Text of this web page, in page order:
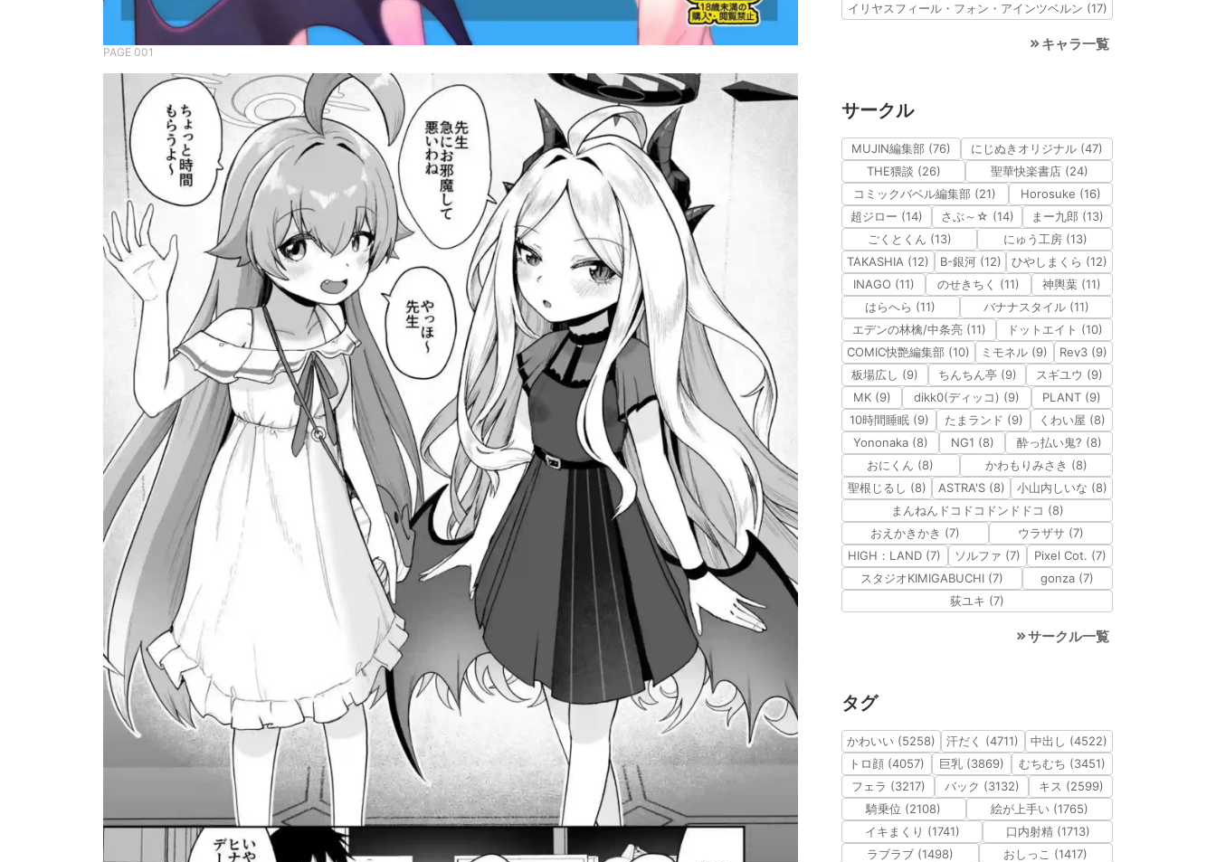
PAGE 001
イリヤスフィール・フォン・アインツベルン (17)
キャラ一覧
サークル
MUJIN編集部 (76)
にじぬきオリジナル (47)
THE猥談 (26)
聖華快楽書店 (24)
コミックバベル編集部 (21)
Horosuke (16)
超ジロー (14)
さぶ～☆ (14)
まー九郎 (13)
ごくとくん (13)
にゅう工房 (13)
TAKASHIA (12)
B-銀河 (12)
ひやしまくら (12)
INAGO (11)
のせきちく (11)
神輿葉 (11)
はらへら (11)
バナナスタイル (11)
エデンの林檎/中条亮 (11)
ドットエイト (10)
COMIC快艶編集部 (10)
ミモネル (9)
Rev3 (9)
板場広し (9)
ちんちん亭 (9)
スギユウ (9)
MK (9)
dikk0(ディッコ) (9)
PLANT (9)
10時間睡眠 (9)
たまランド (9)
くわい屋 (8)
Yononaka (8)
NG1 (8)
酔っ払い鬼? (8)
おにくん (8)
かわもりみさき (8)
聖根じるし (8)
ASTRA'S (8)
小山内しいな (8)
まんねんドコドコドンドドコ (8)
おえかきかき (7)
ウラザサ (7)
HIGH：LAND (7)
ソルファ (7)
Pixel Cot. (7)
スタジオKIMIGABUCHI (7)
gonza (7)
荻ユキ (7)
サークル一覧
タグ
かわいい (5258) 汗だく (4711)
中出し (4522)
トロ顔 (4057)
巨乳 (3869)
むちむち (3451)
フェラ (3217)
バック (3132)
キス (2599)
騎乗位 (2108)
絵が上手い (1765)
イキまくり (1741)
口内射精 (1713)
ラブラブ (1498)
おしっこ (1417)